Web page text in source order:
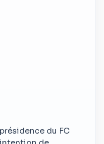
du FC